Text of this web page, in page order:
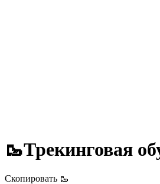
🥾Трекинговая
Скопировать 🥾